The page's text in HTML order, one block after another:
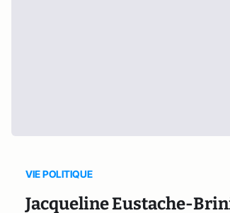
VIE POLITIQUE
Jacqueline Eustache-